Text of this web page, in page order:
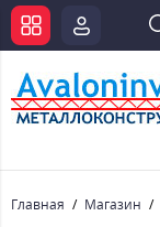
Главная Магазин